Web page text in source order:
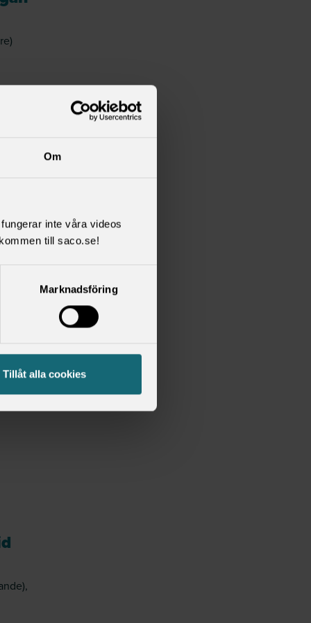
Om
inte våra videos
till saco.se!
Marknadsföring
Tillåt alla cookies